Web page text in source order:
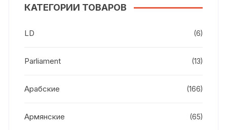
КАТЕГОРИИ ТОВАРОВ
LD (6)
Parliament (13)
Арабские (166)
Армянские (65)